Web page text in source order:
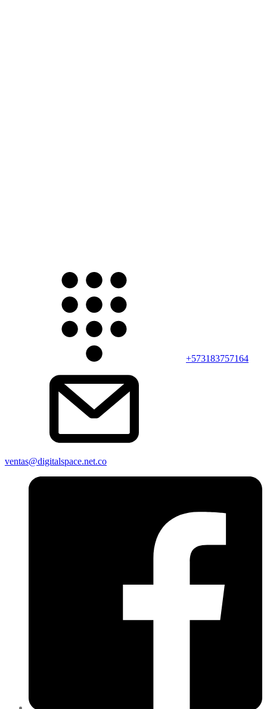
+573183757164
ventas@digitalspace.net.co